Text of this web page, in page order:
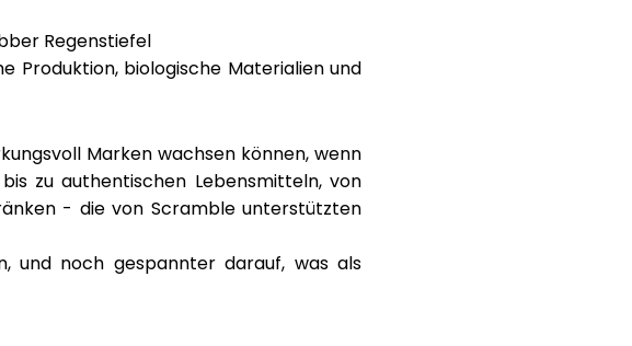
Regenstiefel
Produktion, biologische Materialien und
Marken wachsen können, wenn
zu authentischen Lebensmitteln, von
- die von Scramble unterstützten
und noch gespannter darauf, was als